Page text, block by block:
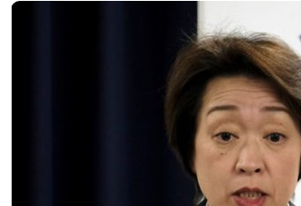
/
Trafic
Moghilev-
ieșire din